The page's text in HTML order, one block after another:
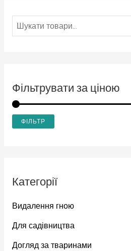
Фільтрувати за ціною
ФІЛЬТР
Категорії
Видалення гною
Для садівництва
Догляд за тваринами